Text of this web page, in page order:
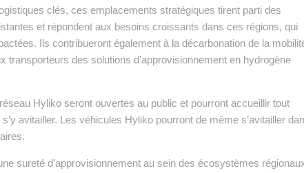
clés, ces emplacements stratégiques tirent parti des
et répondent aux besoins croissants dans ces régions, qui
Ils contribueront également à la décarbonation de la
transporteurs des solutions d'approvisionnement en hydrogène
Hyliko seront ouvertes au public et pourront accueillir tout
avitailler. Les véhicules Hyliko pourront de même s’avitailler
sureté d’approvisionnement au sein des écosystèmes